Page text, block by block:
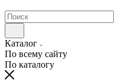
Каталог
По всему сайту
По каталогу